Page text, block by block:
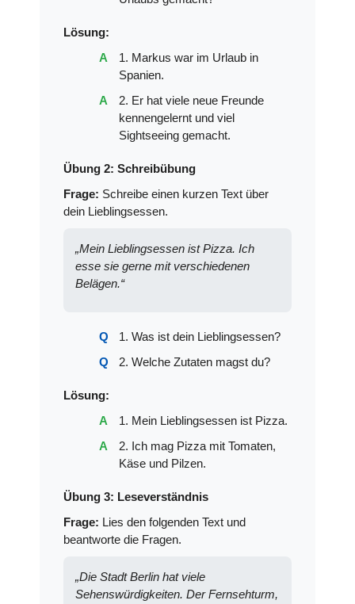
Lösung:
1. Markus war im Urlaub in
Spanien.
2. Er hat viele neue Freunde
kennengelernt und viel
Sightseeing gemacht.
Übung 2: Schreibübung
Frage: Schreibe einen kurzen Text über
dein Lieblingsessen.
„Mein Lieblingsessen ist Pizza. Ich
esse sie gerne mit verschiedenen
Belägen.“
1. Was ist dein Lieblingsessen?
2. Welche Zutaten magst du?
Lösung:
1. Mein Lieblingsessen ist Pizza.
2. Ich mag Pizza mit Tomaten,
Käse und Pilzen.
Übung 3: Leseverständnis
Frage: Lies den folgenden Text und
beantworte die Fragen.
„Die Stadt Berlin hat viele
Sehenswürdigkeiten. Der Fernsehturm,